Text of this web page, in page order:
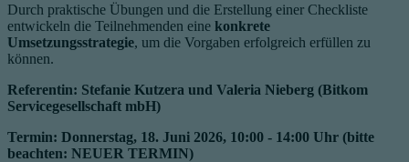
Durch praktische Übungen und die Erstellung einer Checkliste
entwickeln die Teilnehmenden eine konkrete
Umsetzungsstrategie, um die Vorgaben erfolgreich erfüllen zu
können.
Referentin: Stefanie Kutzera und Valeria Nieberg (Bitkom
Servicegesellschaft mbH)
Termin: Donnerstag, 18. Juni 2026, 10:00 - 14:00 Uhr (bitte
beachten: NEUER TERMIN)